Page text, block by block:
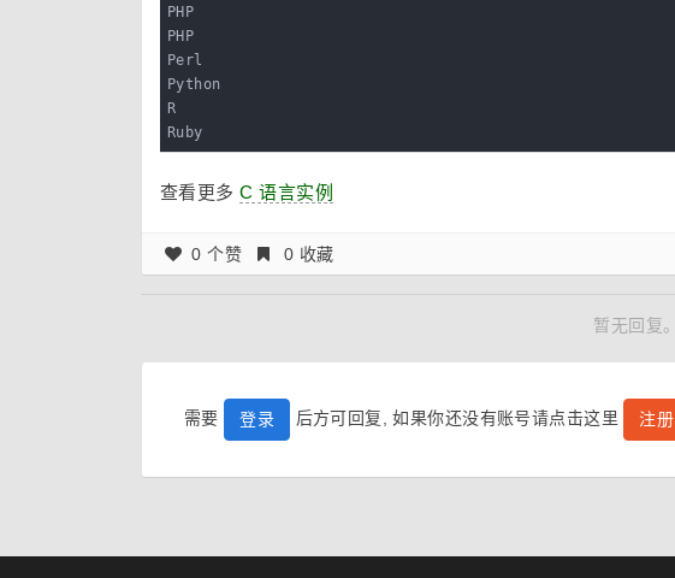
PHP
PHP
Perl
Python
R
Ruby
查看更多C 语言实例
0 个赞 0 收藏
暂无回复。
需要 登录 后方可回复, 如果你还没有账号请点击这里 注册